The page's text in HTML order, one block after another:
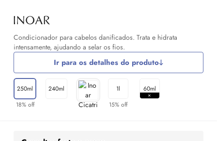
Condicionador para cabelos danificados. Trata e hidrata
intensamente, ajudando a selar os fios.
Ir para os detalhes do produto
250ml
18% off
240ml
1l
15% off
60ml